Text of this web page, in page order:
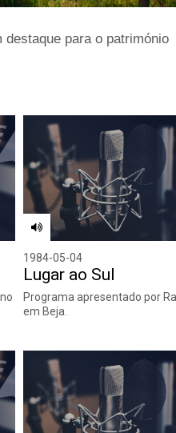
para o património
1984-05-04
Lugar ao Sul
Programa apresentado por
em Beja.